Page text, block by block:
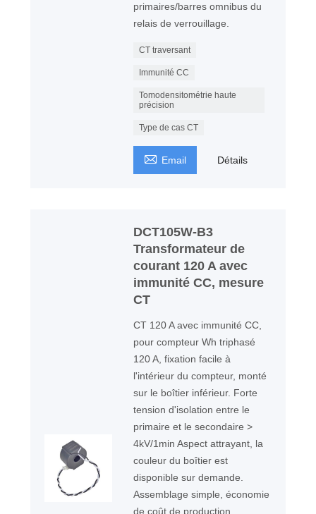
primaires/barres omnibus du
relais de verrouillage.
CT traversant
Immunité CC
Tomodensitométrie haute
précision
Type de cas CT
 Email Détails
DCT105W-B3
Transformateur de
courant 120 A avec
immunité CC, mesure
CT
CT 120 A avec immunité CC,
pour compteur Wh triphasé
120 A, fixation facile à
l'intérieur du compteur, monté
sur le boîtier inférieur. Forte
tension d'isolation entre le
primaire et le secondaire >
4kV/1min Aspect attrayant, la
couleur du boîtier est
disponible sur demande.
Assemblage simple, économie
de coût de production.